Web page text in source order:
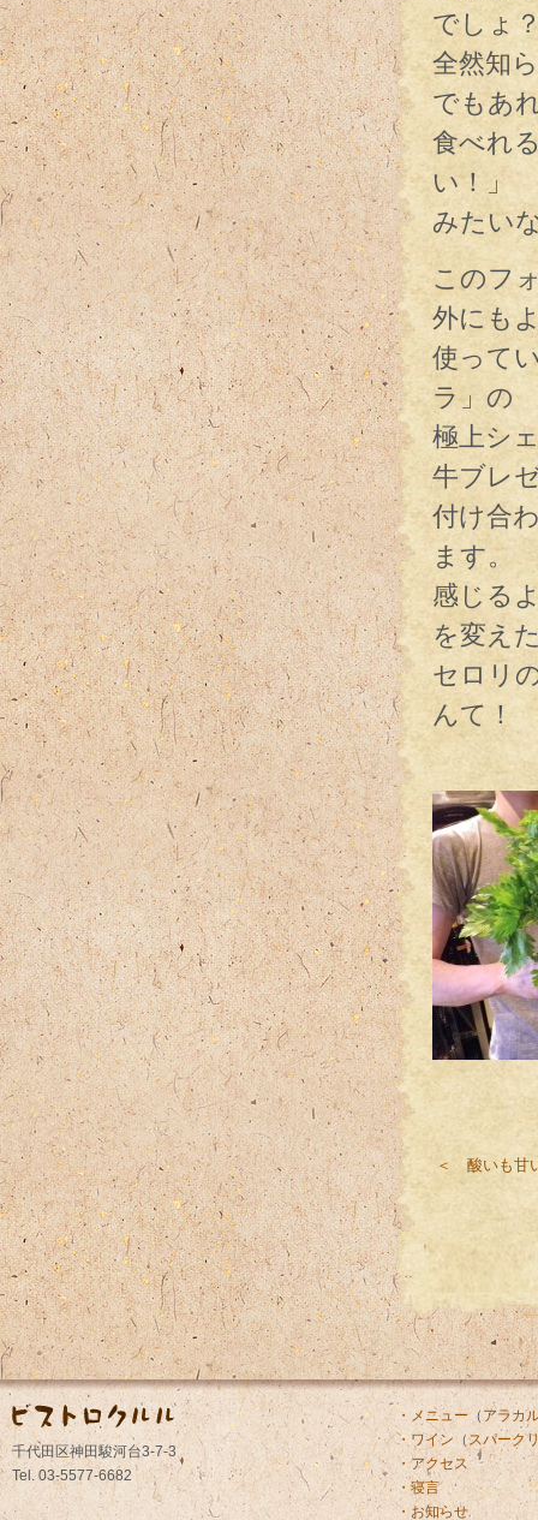
でしょ
全然知
でもあ
食べれ
い！」
みたい
このフ
外にも
使って
ラ」の
極上シ
牛ブレ
付け合
ます。
感じる
を変え
セロリ
んて！
おお
セ
＜ 酸いも甘
千代田区神田駿河台3-7-3
Tel. 03-5577-6682
・メニュー（ アラカ
・ワイン （スパーク
・アクセス
・寝言
・お知らせ